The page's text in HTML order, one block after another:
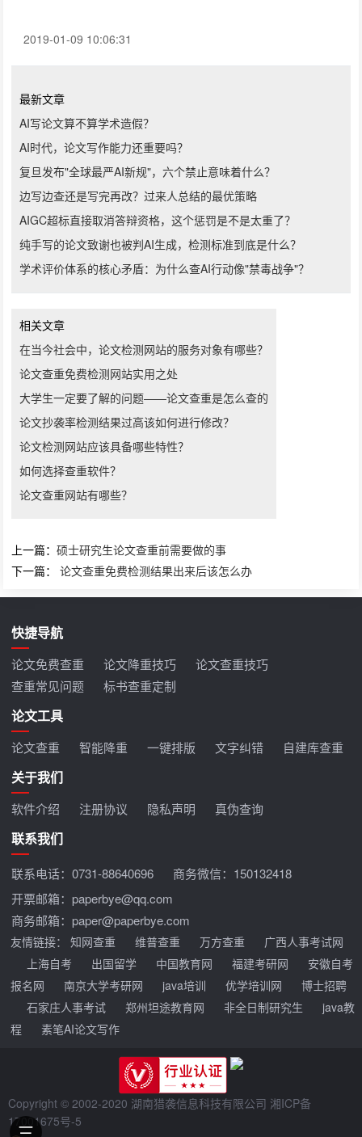
2019-01-09 10:06:31
最新文章
AI写论文算不算学术造假？
AI时代，论文写作能力还重要吗？
复旦发布"全球最严AI新规"，六个禁止意味着什么？
边写边查还是写完再改？过来人总结的最优策略
AIGC超标直接取消答辩资格，这个惩罚是不是太重了？
纯手写的论文致谢也被判AI生成，检测标准到底是什么？
学术评价体系的核心矛盾：为什么查AI行动像"禁毒战争"？
相关文章
在当今社会中，论文检测网站的服务对象有哪些？
论文查重免费检测网站实用之处
大学生一定要了解的问题——论文查重是怎么查的
论文抄袭率检测结果过高该如何进行修改？
论文检测网站应该具备哪些特性？
如何选择查重软件？
论文查重网站有哪些？
上一篇：​硕士研究生论文查重前需要做的事
下一篇：论文查重免费检测结果出来后该怎么办
快捷导航
论文免费查重 论文降重技巧
论文查重技巧
查重常见问题
标书查重定制
论文工具
论文查重 智能降重 一键排版 文字纠错 自建库查重
关于我们
软件介绍 注册协议 隐私声明 真伪查询
联系我们
联系电话：0731-88640696
商务微信：150132418
开票邮箱：paperbye@qq.com
商务邮箱：paper@paperbye.com
友情链接：知网查重 维普查重 万方查重
广西人事考试网
上海自考
出国留学 中国教育网 福建考研网
安徽自考
报名网
南京大学考研网 java培训 优学培训网
博士招聘
石家庄人事考试
郑州坦途教育网 非全日制研究生
java教
程
素笔AI论文写作
Copyright © 2002-2020 湖南猎袭信息科技有限公司 湘ICP备
17001675号-5